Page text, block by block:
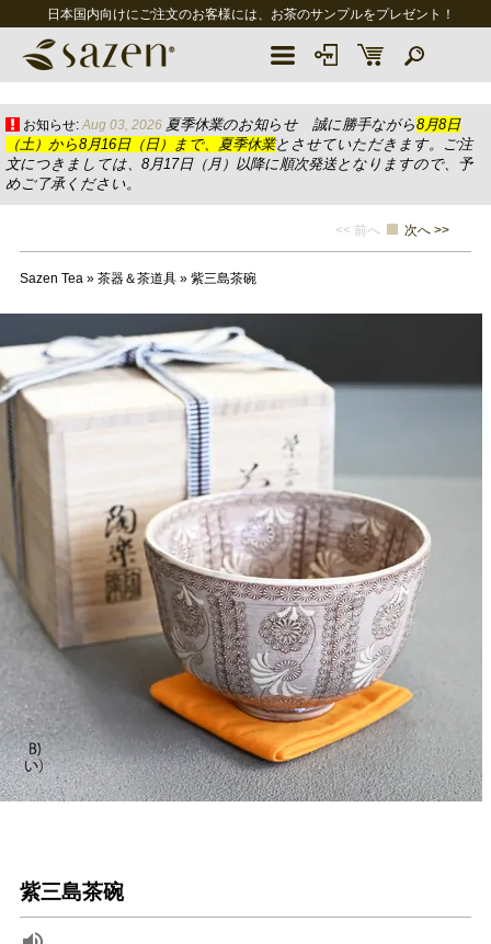
日本国内向けにご注文のお客様には、お茶のサンプルをプレゼント！
お知らせ: Aug 03, 2026 夏季休業のお知らせ 誠に勝手ながら8月8日
（土）から8月16日（日）まで、夏季休業とさせていただきます。ご注
文につきましては、8月17日（月）以降に順次発送となりますので、予
めご了承ください。
<< 前へ 次へ >>
Sazen Tea» 茶器＆茶道具» 紫三島茶碗
紫三島茶碗